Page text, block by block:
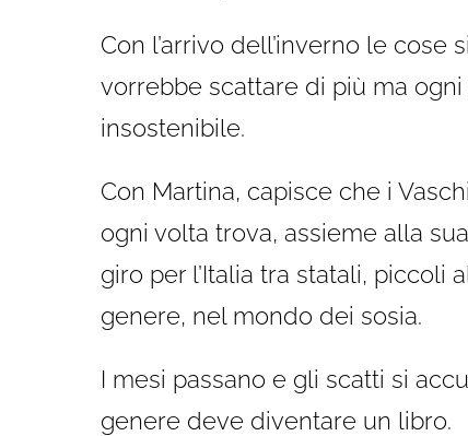
Con l’arrivo dell’inverno le cose
vorrebbe scattare di più ma
insostenibile.
Con Martina, capisce che i
ogni volta trova, assieme alla
giro per l’Italia tra statali, piccoli
genere, nel mondo dei sosia.
I mesi passano e gli scatti si
genere deve diventare un libro.